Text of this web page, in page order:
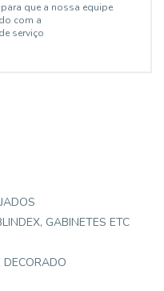
que a nossa equipe
com a
serviço
GABINETES ETC
DECORADO